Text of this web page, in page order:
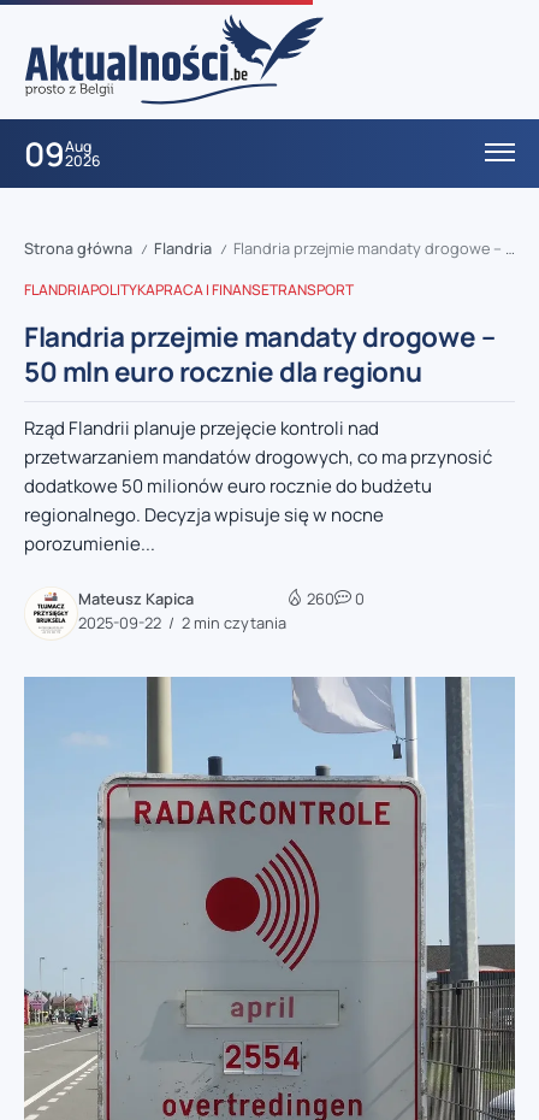
09Aug
2026
Strona główna / Flandria / Flandria przejmie mandaty drogowe – 50 mln euro rocznie dla regionu
FLANDRIAPOLITYKAPRACA I FINANSETRANSPORT
Flandria przejmie mandaty drogowe –
50 mln euro rocznie dla regionu
Rząd Flandrii planuje przejęcie kontroli nad
przetwarzaniem mandatów drogowych, co ma przynosić
dodatkowe 50 milionów euro rocznie do budżetu
regionalnego. Decyzja wpisuje się w nocne
porozumienie...
Mateusz Kapica
2025-09-22
2 min czytania
260 0